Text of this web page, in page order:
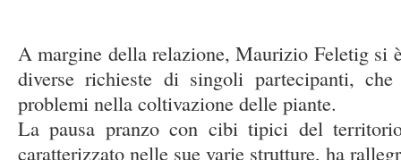
A margine della relazione, Maurizio Feletig si
diverse richieste di singoli partecipanti,
problemi nella coltivazione delle piante.
La pausa pranzo con cibi tipici del
caratterizzato nelle sue varie strutture, ha